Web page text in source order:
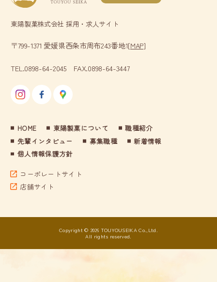
東陽製菓株式会社 採用・求人サイト
〒799-1371 愛媛県西条市周布243番地1[MAP]
TEL.0898-64-2045 FAX.0898-64-3447
HOME 東陽製菓について
職種紹介
先輩インタビュー
募集職種
新着情報
個人情報保護方針
コーポレートサイト
店舗サイト
Copyright © 2026 TOUYOUSEIKA Co.,Ltd.
All rights reserved.